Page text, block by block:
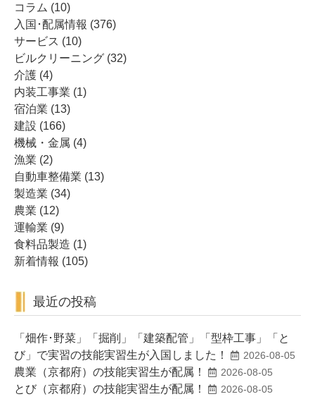
コラム (10)
入国･配属情報 (376)
サービス (10)
ビルクリーニング (32)
介護 (4)
内装工事業 (1)
宿泊業 (13)
建設 (166)
機械・金属 (4)
漁業 (2)
自動車整備業 (13)
製造業 (34)
農業 (12)
運輸業 (9)
食料品製造 (1)
新着情報 (105)
最近の投稿
「畑作･野菜」「掘削」「建築配管」「型枠工事」「と
び」で実習の技能実習生が入国しました！
2026-08-05
農業（京都府）の技能実習生が配属！ 2026-08-05
とび（京都府）の技能実習生が配属！ 2026-08-05